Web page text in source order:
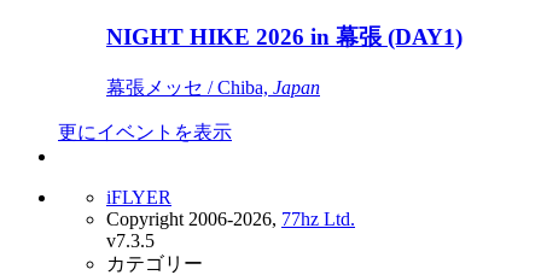
NIGHT HIKE 2026 in 幕張 (DAY1)
幕張メッセ / Chiba, Japan
更にイベントを表示
iFLYER
Copyright 2006-2026, 77hz Ltd.
v7.3.5
カテゴリー